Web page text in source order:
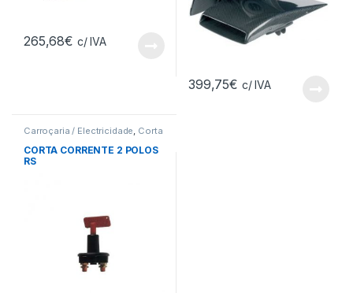
265,68€ c/ IVA
399,75€ c/ IVA
Carroçaria / Electricidade Corta
Corrente
CORTA CORRENTE 2 POLOS
RS